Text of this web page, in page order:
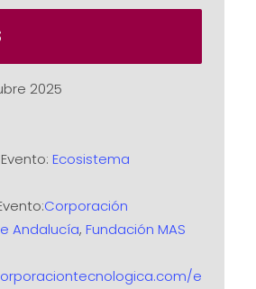
2025
Ecosistema
Corporación
Andalucía, Fundación MAS
e